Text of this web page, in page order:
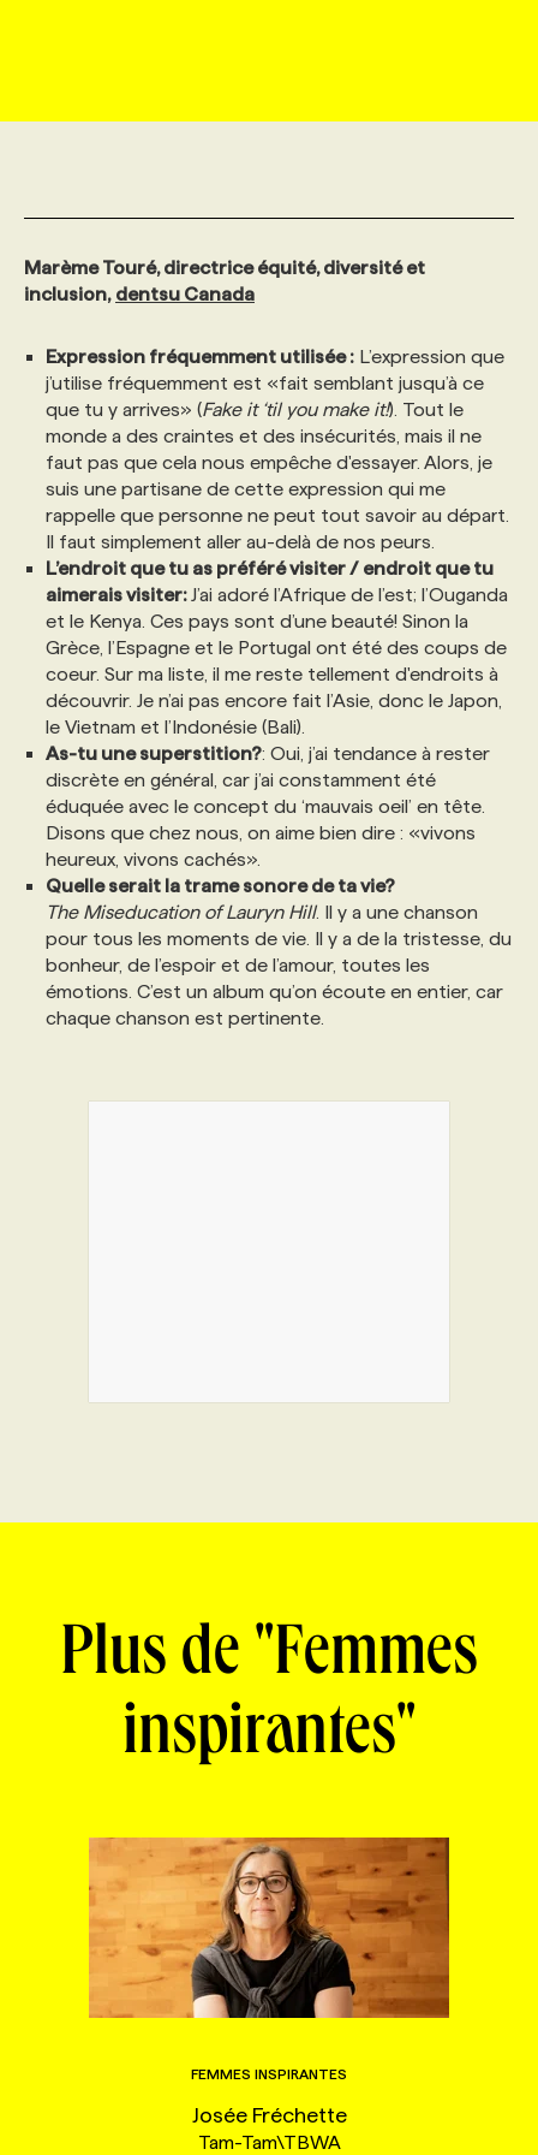
INITIATIVES NUMÉRIQUES
PRIX ET DISTINCTIONS
TENDANCES
MARKETING DURABLE
GEO/SEO
ÉVÉNEMENTIEL
NOS AUTEUR‧RICES
ANNONCEZ AVEC NOUS
PROFIL ENTREPRISE
FAQ
ANNONCEZ AVEC NOUS
PROFIL CANDIDAT
ANNONCEZ AVEC NOUS
NOS PARCOURS DE FORMATIONS
FORMATIONS PERSONNALISÉES
NOS FORMATEUR‧RICES
POURQUOI CHOISIR NOS FORMATIONS
NOS TARIFS
PROGRAMMES DE SUBVENTIONS
FAQ
ANNONCEZ AVEC NOUS
SERVICE DE CHASSE DE TÊTE
NOS TARIFS
NOS EXPERTISES
FAQ
ANNONCEZ AVEC NOUS
Marème Touré, directrice équité, diversité et
inclusion, dentsu Canada
Expression fréquemment utilisée : L’expression que
j’utilise fréquemment est «fait semblant jusqu’à ce
que tu y arrives» (Fake it ‘til you make it!). Tout le
monde a des craintes et des insécurités, mais il ne
faut pas que cela nous empêche d'essayer. Alors, je
suis une partisane de cette expression qui me
rappelle que personne ne peut tout savoir au départ.
Il faut simplement aller au-delà de nos peurs.
L’endroit que tu as préféré visiter / endroit que tu
aimerais visiter:J’ai adoré l’Afrique de l’est; l’Ouganda
et le Kenya. Ces pays sont d’une beauté! Sinon la
Grèce, l’Espagne et le Portugal ont été des coups de
coeur. Sur ma liste, il me reste tellement d'endroits à
découvrir. Je n’ai pas encore fait l’Asie, donc le Japon,
le Vietnam et l’Indonésie (Bali).
As-tu une superstition?: Oui, j’ai tendance à rester
discrète en général, car j’ai constamment été
éduquée avec le concept du ‘mauvais oeil’ en tête.
Disons que chez nous, on aime bien dire : «vivons
heureux, vivons cachés».
Quelle serait la trame sonore de ta vie?
The Miseducation of Lauryn Hill. Il y a une chanson
pour tous les moments de vie. Il y a de la tristesse, du
bonheur, de l’espoir et de l’amour, toutes les
émotions. C’est un album qu’on écoute en entier, car
chaque chanson est pertinente.
Plus de "Femmes
inspirantes"
FEMMES INSPIRANTES
Josée Fréchette
Tam-Tam\TBWA